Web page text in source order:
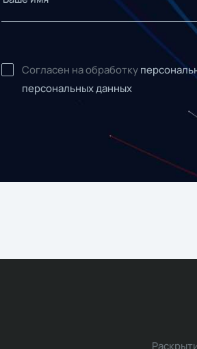
Согласен на обработку
персональных данных